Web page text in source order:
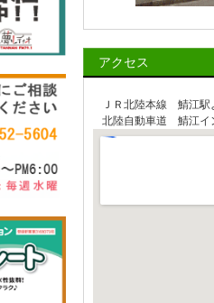
アクセス
ＪＲ北陸本線 鯖江駅
北陸自動車道 鯖江イ